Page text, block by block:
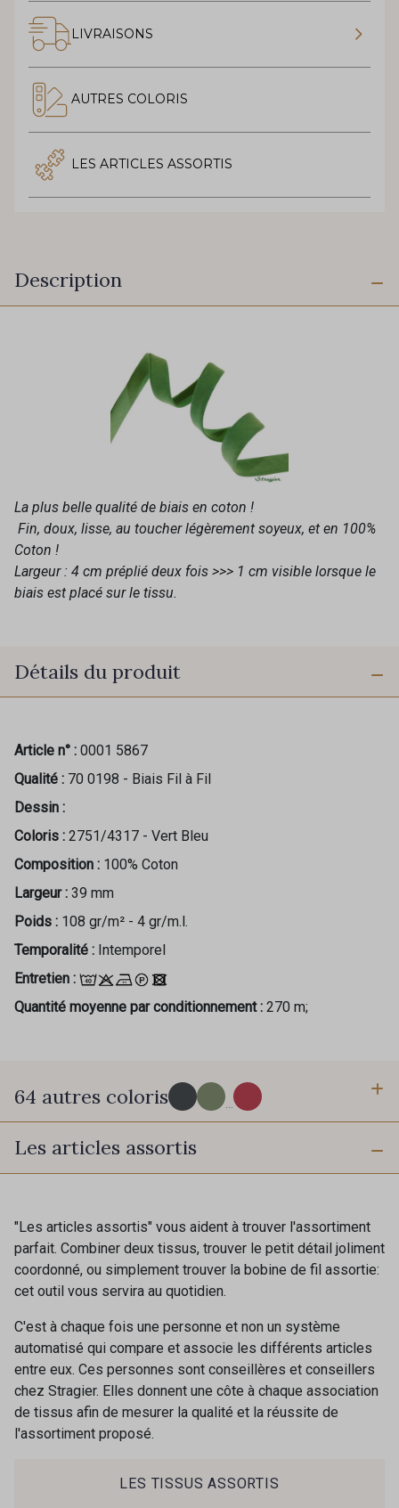
LIVRAISONS
AUTRES COLORIS
LES ARTICLES ASSORTIS
Description
La plus belle qualité de biais en coton !
Fin, doux, lisse, au toucher légèrement soyeux, et en 100%
Coton !
Largeur : 4 cm préplié deux fois >>> 1 cm visible lorsque le
biais est placé sur le tissu.
Détails du produit
Article n° : 0001 5867
Qualité : 70 0198 - Biais Fil à Fil
Dessin :
Coloris : 2751/4317 - Vert Bleu
Composition : 100% Coton
Largeur : 39 mm
Poids : 108 gr/m² - 4 gr/m.l.
Temporalité : Intemporel
Entretien :
Quantité moyenne par conditionnement : 270 m;
64 autres coloris ...
2998/2969 - Graphite
2974/2942 - Gris Moyen 2001/2001 - Blanc
2001/2003 - Natural 2001/2013 - Crème
2001/2799 - Galet 2998/2942 - Anthracite
Les articles assortis
"Les articles assortis" vous aident à trouver l'assortiment
parfait. Combiner deux tissus, trouver le petit détail joliment
coordonné, ou simplement trouver la bobine de fil assortie:
cet outil vous servira au quotidien.
C'est à chaque fois une personne et non un système
automatisé qui compare et associe les différents articles
entre eux. Ces personnes sont conseillères et conseillers
chez Stragier. Elles donnent une côte à chaque association
de tissus afin de mesurer la qualité et la réussite de
l'assortiment proposé.
LES TISSUS ASSORTIS